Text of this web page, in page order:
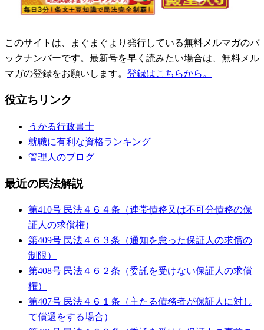
このサイトは、まぐまぐより発行している無料メルマガのバ
ックナンバーです。最新号を早く読みたい場合は、無料メル
マガの登録をお願いします。 登録はこちらから。
役立ちリンク
うかる行政書士
就職に有利な資格ランキング
管理人のブログ
最近の民法解説
第410号 民法４６４条（連帯債務又は不可分債務の保
証人の求償権）
第409号 民法４６３条（通知を怠った保証人の求償の
制限）
第408号 民法４６２条（委託を受けない保証人の求償
権）
第407号 民法４６１条（主たる債務者が保証人に対し
て償還をする場合）